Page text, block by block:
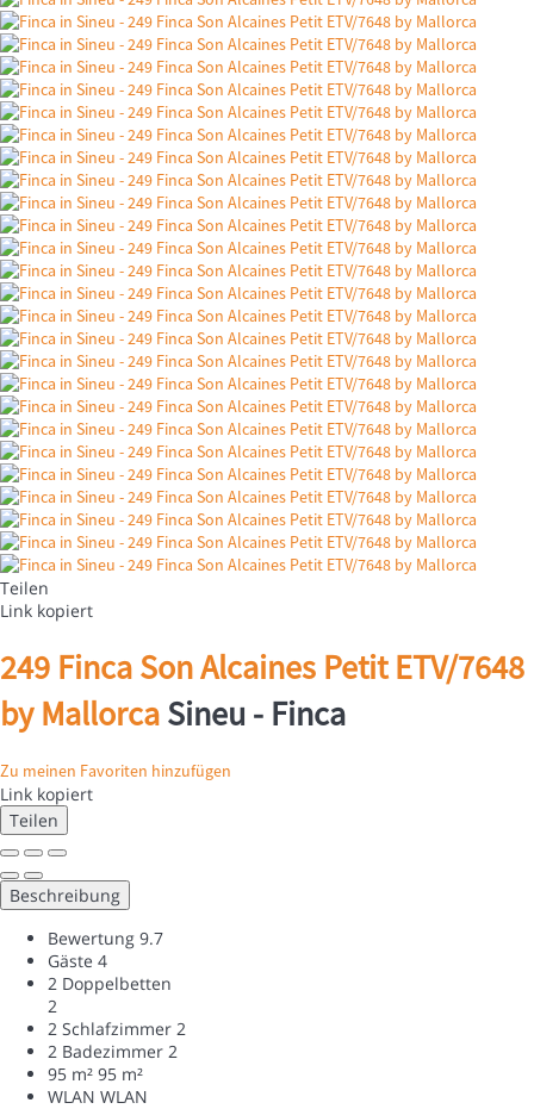
Teilen
Link kopiert
249 Finca Son Alcaines Petit ETV/7648
by MallorcaSineu - Finca
Zu meinen Favoriten hinzufügen
Link kopiert
Teilen
Beschreibung
Bewertung 9.7
Gäste 4
2 Doppelbetten
2
2 Schlafzimmer 2
2 Badezimmer 2
95 m² 95 m²
WLAN WLAN